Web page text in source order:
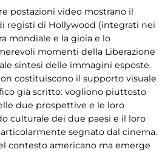
postazioni video mostrano il
registi di Hollywood (integrati nei
mondiale e la gioia e lo
momenti della Liberazione
sintesi delle immagini esposte.
costituiscono il supporto visuale
già scritto: vogliono piuttosto
due prospettive e le loro
culturale dei due paesi e il loro
segnato dal cinema.
contesto americano ma emerge